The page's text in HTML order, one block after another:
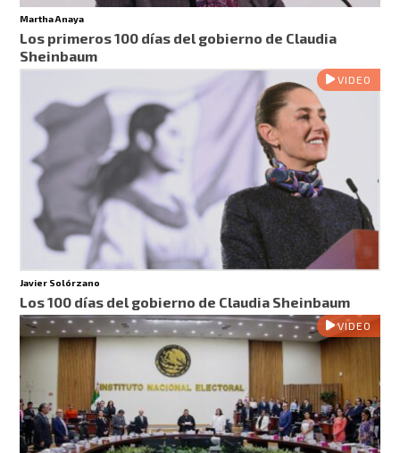
Martha Anaya
Los primeros 100 días del gobierno de Claudia
Sheinbaum
VIDEO
Javier Solórzano
Los 100 días del gobierno de Claudia Sheinbaum
VIDEO